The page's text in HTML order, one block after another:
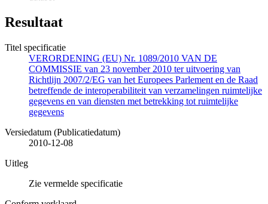
Resultaat
Titel specificatie
VERORDENING (EU) Nr. 1089/2010 VAN DE
COMMISSIE van 23 november 2010 ter uitvoering van
Richtlijn 2007/2/EG van het Europees Parlement en de Raad
betreffende de interoperabiliteit van verzamelingen ruimtelijke
gegevens en van diensten met betrekking tot ruimtelijke
gegevens
Versiedatum (Publicatiedatum)
2010-12-08
Uitleg
Zie vermelde specificatie